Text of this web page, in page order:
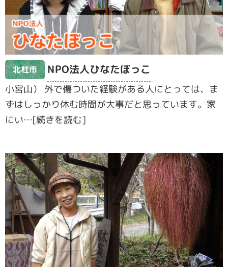
北杜市 NPO法人ひなたぼっこ
小宮山） 外で傷ついた経験がある人にとっては、ま
ずはしっかり休む時間が大事だと思っています。家
にい…[続きを読む]